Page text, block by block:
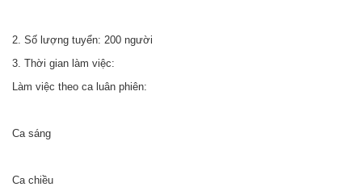
2. Số lượng tuyển: 200 người
3. Thời gian làm việc:
Làm việc theo ca luân phiên:
Ca sáng
Ca chiều